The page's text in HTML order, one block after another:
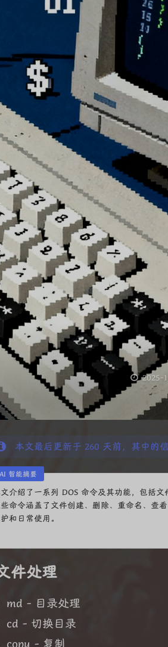
2025-
本文最后更新于 260 天前，其中的
AI 智能摘要
介绍了一系列 DOS 命令及其功能，包括
命令涵盖了文件创建、删除、重命名、查
和日常使用。
件处理
md - 目录处理
cd - 切换目录
copy - 复制